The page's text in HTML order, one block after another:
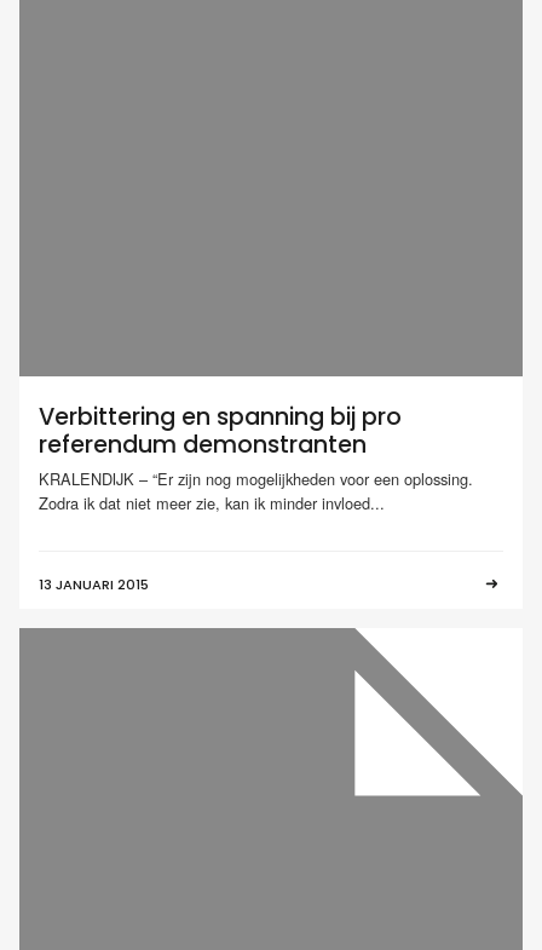
Verbittering en spanning bij pro
referendum demonstranten
KRALENDIJK – “Er zijn nog mogelijkheden voor een oplossing.
Zodra ik dat niet meer zie, kan ik minder invloed...
13 JANUARI 2015